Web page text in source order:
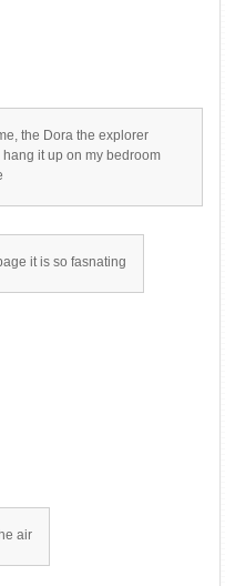
the Dora the explorer
it up on my bedroom
it is so fasnating
air